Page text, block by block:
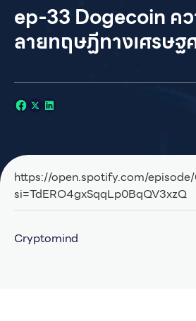
ep-33 Dogecoin ค
ลายทฤษฏีทางเศรษฐ
https://open.spotify.com/
si=TdERO4gxSqqLp0BqQV3xzQ
Cryptomind